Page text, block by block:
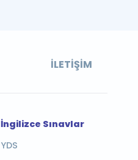
İLETIŞIM
İngilizce Sınavlar
YDS